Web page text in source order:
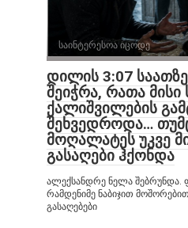
საინტერესოა იცოდე
დილის 3:07
შეიჭრა, რათა მისი
ქალიშვილების
შეხვედროდა…
მოღალატეს უკვე
გასაღები ჰქონდა
ალექსანდრე ნელა შებრუნდა.
რამდენიმე ნაბიჯით
გასაღებები